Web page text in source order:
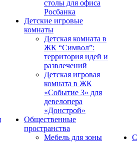
столы для офиса
Росбанка
Детские игровые
комнаты
Детская комната в
ЖК “Символ”:
территория идей и
развлечений
Детская игровая
комната в ЖК
«Событие 3» для
девелопера
«Донстрой»
Общественные
пространства
Мебель для зоны